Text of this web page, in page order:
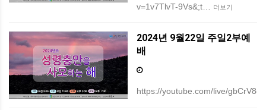
v=1v7TlvT-9Vs&;t…
더보기
2024년 9월22일 주일2부예
배
https://youtube.com/live/